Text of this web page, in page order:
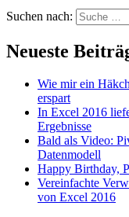
Suchen nach:
Neueste
Wie mir ein
erspart
In Excel 2016
Ergebnisse
Bald als Video:
Datenmodell
Happy Birthday,
Vereinfachte
von Excel 2016